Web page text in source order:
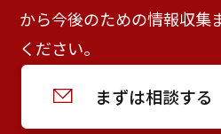
から今後のための情報収集
ください。
まずは相談する